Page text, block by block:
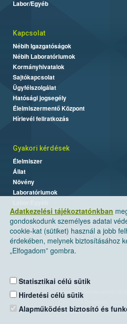
Adatkezelési tájékoztatónkban
gondoskodunk személyes adatai
cookie-kat (sütiket) használ a jobb
érdekében, melynek biztosításához
„Elfogadom” gombra.
Statisztikai célú sütik
Hirdetési célú sütik
Alapműködést biztosító és
Labor/Egyéb
Kapcsolat
Nébih Igazgatóságok
Nébih Laboratóriumok
Kormányhivatalok
Sajtókapcsolat
Ügyfélszolgálat
Hatósági jogsegély
Élelmiszermentő Központ
Hírlevél feliratkozás
Gyakori kérdések
Élelmiszer
Állat
Növény
Laboratóriumok
Nemzeti Élelmiszerlánc-
Levelezési cím: 1525